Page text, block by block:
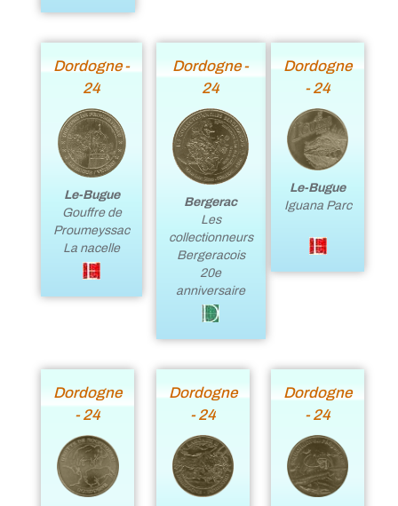
Dordogne -
24
Le-Bugue
Gouffre de
Proumeyssac
La nacelle
Dordogne -
24
Bergerac
Les
collectionneurs
Bergeracois
20e
anniversaire
Dordogne
- 24
Le-Bugue
Iguana Parc
Dordogne
- 24
Dordogne
- 24
Dordogne
- 24